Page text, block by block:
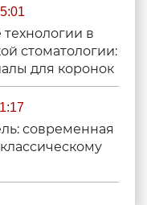
в
стоматологии:
для коронок
современная